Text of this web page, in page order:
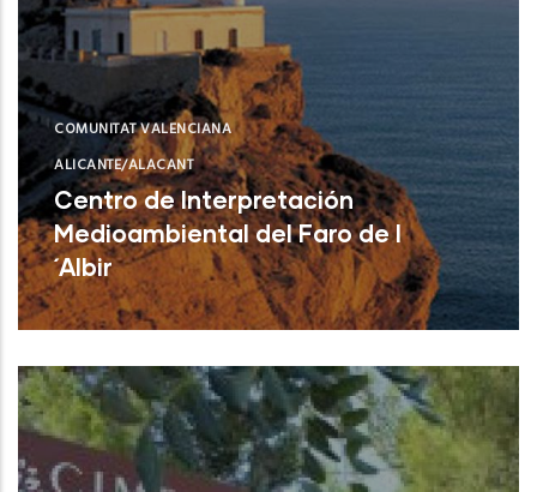
COMUNITAT VALENCIANA
ALICANTE/ALACANT
Centro de Interpretación
Medioambiental del Faro de l
´Albir
L'Alfàs del Pi (Alicante)